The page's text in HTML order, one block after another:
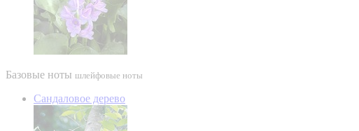
Базовые ноты шлейфовые ноты
Сандаловое дерево